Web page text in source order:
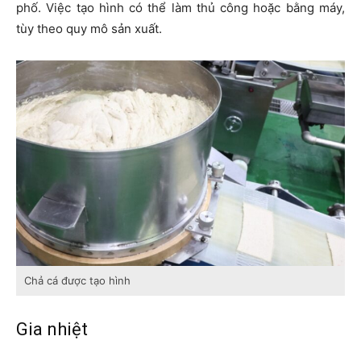
phố. Việc tạo hình có thể làm thủ công hoặc bằng máy,
tùy theo quy mô sản xuất.
Chả cá được tạo hình
Gia nhiệt